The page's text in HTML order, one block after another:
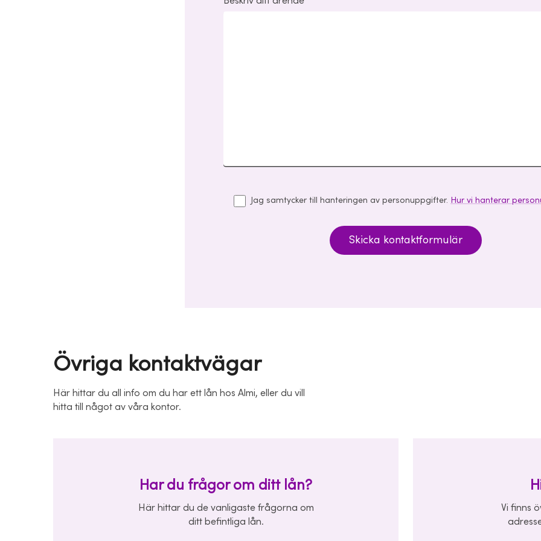
Jag samtycker till hanteringen av personuppgifter. Hur vi hanterar
Skicka kontaktformulär
Övriga kontaktvägar
Här hittar du all info om du har ett lån hos Almi, eller du vill
hitta till något av våra kontor.
Har du frågor om ditt lån?
Här hittar du de vanligaste frågorna om
ditt befintliga lån.
Vi finns